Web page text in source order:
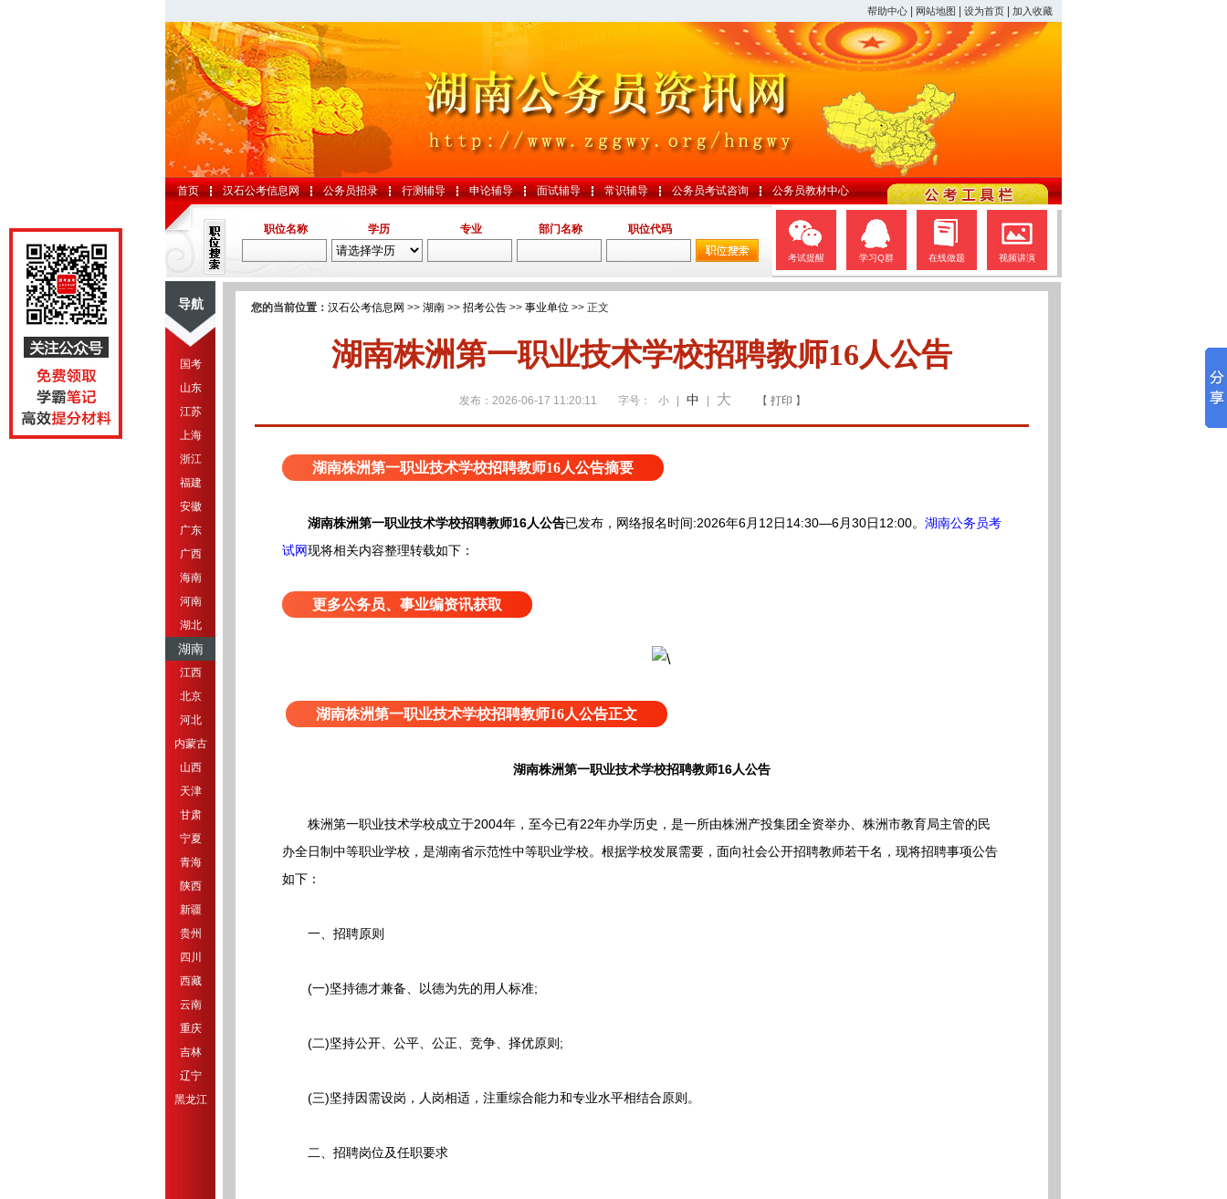
帮助中心 网站地图 设为首页 加入收藏
首页 汉石公考信息网 公务员招录 行测辅导 申论辅导 面试辅导 常识辅导 公务员考试咨询 公务员教材中心
职位名称 学历 专业 部门名称 职位代码
考试提醒 学习Q群 在线做题 视频讲演
导航
国考
山东
江苏
上海
浙江
福建
安徽
广东
广西
海南
河南
湖北
湖南
江西
北京
河北
内蒙古
山西
天津
甘肃
宁夏
青海
陕西
新疆
贵州
四川
西藏
云南
重庆
吉林
辽宁
黑龙江
您的当前位置： 汉石公考信息网 >> 湖南 >> 招考公告 >> 事业单位 >> 正文
湖南株洲第一职业技术学校招聘教师16人公告
发布：2026-06-17 11:20:11 字号： 小 中 大 【 打印 】
湖南株洲第一职业技术学校招聘教师16人公告摘要
湖南株洲第一职业技术学校招聘教师16人公告已发布，网络报名时间:2026年6月12日14:30—6月30日12:00。 湖南公务员考
试网现将相关内容整理转载如下：
更多公务员、事业编资讯获取
湖南株洲第一职业技术学校招聘教师16人公告正文
湖南株洲第一职业技术学校招聘教师16人公告
株洲第一职业技术学校成立于2004年，至今已有22年办学历史，是一所由株洲产投集团全资举办、株洲市教育局主管的民
办全日制中等职业学校，是湖南省示范性中等职业学校。根据学校发展需要，面向社会公开招聘教师若干名，现将招聘事项公告
如下：
一、招聘原则
(一)坚持德才兼备、以德为先的用人标准;
(二)坚持公开、公平、公正、竞争、择优原则;
(三)坚持因需设岗，人岗相适，注重综合能力和专业水平相结合原则。
二、招聘岗位及任职要求